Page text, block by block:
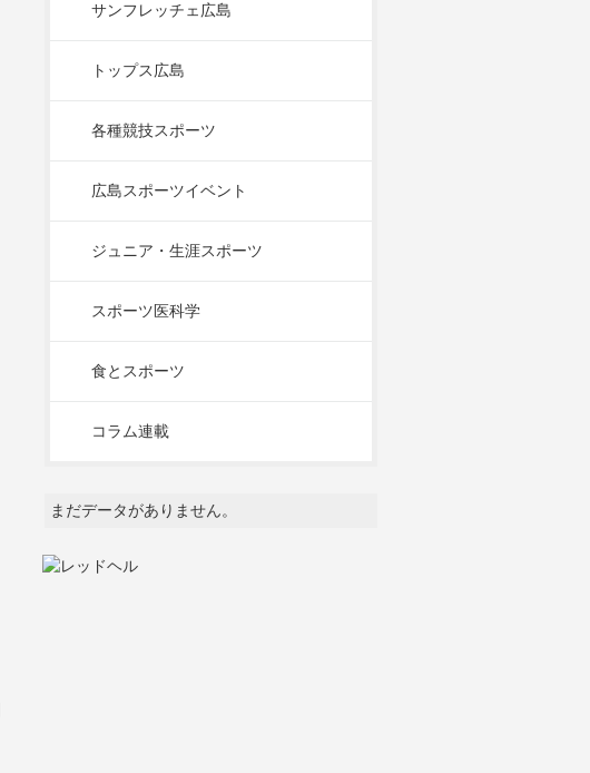
サンフレッチェ広島
トップス広島
各種競技スポーツ
広島スポーツイベント
ジュニア・生涯スポーツ
スポーツ医科学
食とスポーツ
コラム連載
まだデータがありません。